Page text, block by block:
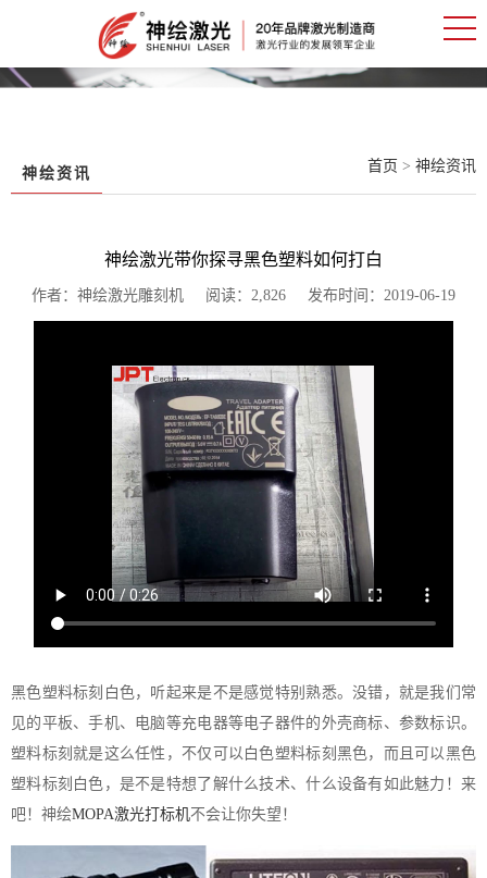
神绘资讯 首页 > 神绘资讯
神绘激光带你探寻黑色塑料如何打白
作者：神绘激光雕刻机 阅读：2,826 发布时间：2019-06-19
黑色塑料标刻白色，听起来是不是感觉特别熟悉。没错，就是我们常
见的平板、手机、电脑等充电器等电子器件的外壳商标、参数标识。
塑料标刻就是这么任性，不仅可以白色塑料标刻黑色，而且可以黑色
塑料标刻白色，是不是特想了解什么技术、什么设备有如此魅力！来
吧！神绘MOPA激光打标机不会让你失望！